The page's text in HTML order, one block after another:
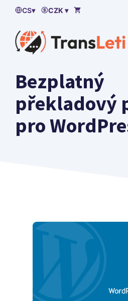
Přeskočit
obsah
CS▾ CZK ▾
Bezplatný
překladový
pro